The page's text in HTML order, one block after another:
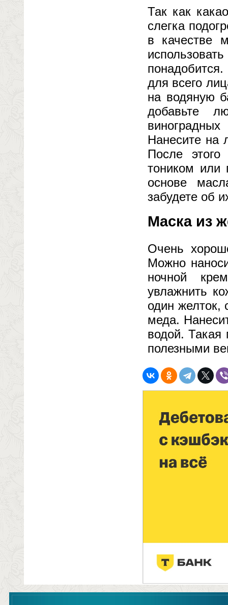
Так как
слегка
в качестве
для всего
на водяную
добавьте
Нанесите на
После
тоником или
основе
забудете об
Маска из
Очень
Можно
ночной
увлажнить
один желток,
меда.
водой.
полезными